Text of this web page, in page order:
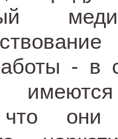
- в
что